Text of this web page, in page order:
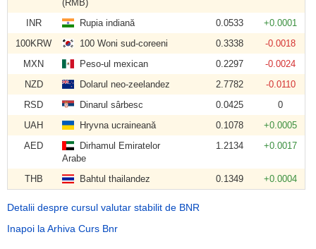
(RMB)
INR Rupia indiană 0.0533
+0.0001
100KRW
100 Woni sud-coreeni 0.3338
-0.0018
MXN
Peso-ul mexican 0.2297
-0.0024
NZD
Dolarul neo-zeelandez 2.7782
-0.0110
RSD
Dinarul sârbesc 0.0425
0
UAH
Hryvna ucraineană 0.1078
+0.0005
AED
Dirhamul Emiratelor
Arabe
1.2134 +0.0017
THB Bahtul thailandez 0.1349 +0.0004
Detalii despre cursul valutar stabilit de BNR
Inapoi la Arhiva Curs Bnr